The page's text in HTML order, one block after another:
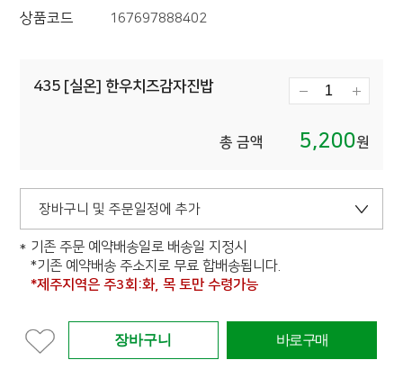
상품코드 167697888402
435 [실온] 한우치즈감자진밥
총 금액 5,200원
장바구니 및 주문일정에 추가
기존 주문 예약배송일로 배송일 지정시
*기존 예약배송 주소지로 무료 합배송됩니다.
*제주지역은 주3회:화, 목 토만 수령가능